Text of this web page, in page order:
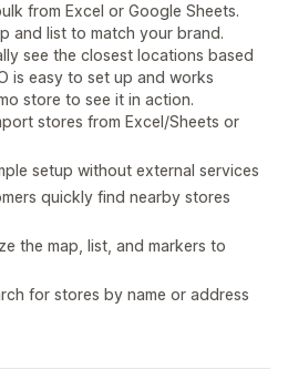
from Excel or Google Sheets.
and list to match your brand.
see the closest locations based
is easy to set up and works
store to see it in action.
stores from Excel/Sheets or
setup without external services
quickly find nearby stores
the map, list, and markers to
for stores by name or address